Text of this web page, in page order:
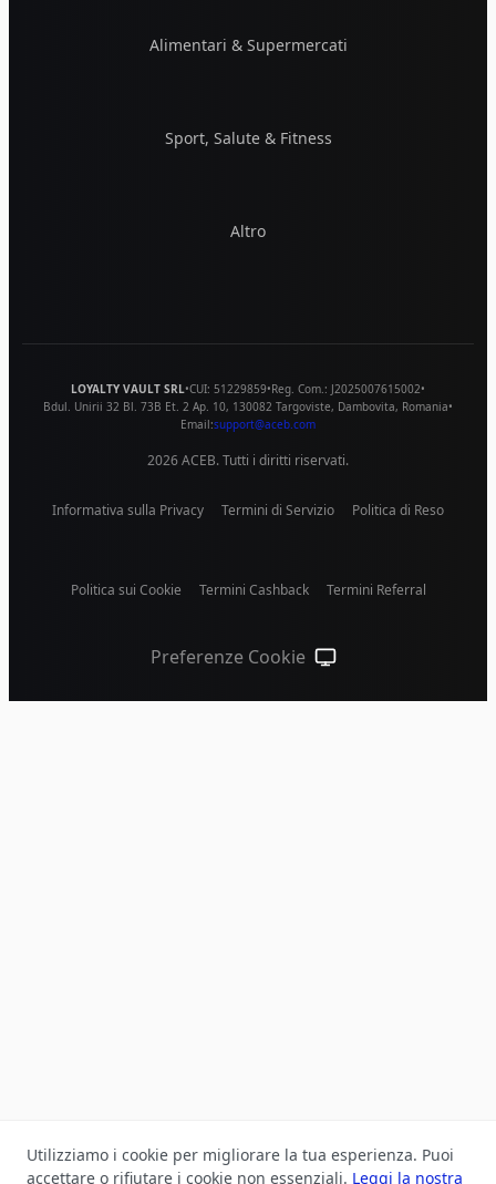
Alimentari & Supermercati
Sport, Salute & Fitness
Altro
LOYALTY VAULT SRL•CUI: 51229859•Reg. Com.: J2025007615002•
Bdul. Unirii 32 Bl. 73B Et. 2 Ap. 10, 130082 Targoviste, Dambovita, Romania•
Email:support@aceb.com
2026ACEB. Tutti i diritti riservati.
Informativa sulla Privacy Termini di Servizio Politica di Reso
Politica sui Cookie Termini Cashback Termini Referral
Preferenze Cookie Tema di sistema (clicca
Utilizziamo i cookie per migliorare la tua esperienza. Puoi
accettare o rifiutare i cookie non essenziali. Leggi la nostra